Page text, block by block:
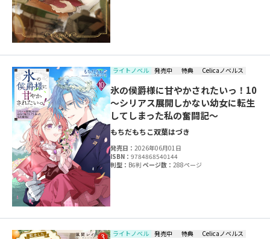
ライトノベル 発売中 特典 Celicaノベルス
氷の侯爵様に甘やかされたいっ！10
～シリアス展開しかない幼女に転生
してしまった私の奮闘記～
もちだもちこ双葉はづき
発売日：2026年06月01日
ISBN：9784868540144
判型： B6判ページ数：288ページ
ライトノベル 発売中 特典 Celicaノベルス